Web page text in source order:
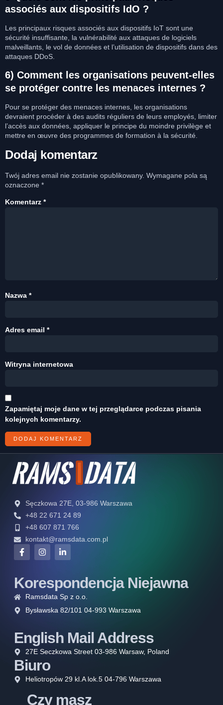
associés aux dispositifs IdO ?
Les principaux risques associés aux dispositifs IoT sont une
sécurité insuffisante, la vulnérabilité aux attaques de logiciels
malveillants, le vol de données et l’utilisation de dispositifs dans des
attaques DDoS.
6) Comment les organisations peuvent-elles
se protéger contre les menaces internes ?
Pour se protéger des menaces internes, les organisations
devraient procéder à des audits réguliers de leurs employés, limiter
l’accès aux données, appliquer le principe du moindre privilège et
mettre en œuvre des programmes de formation à la sécurité.
Dodaj komentarz
Twój adres email nie zostanie opublikowany. Wymagane pola są
oznaczone *
Komentarz *
Nazwa *
Adres email *
Witryna internetowa
Zapamiętaj moje dane w tej przeglądarce podczas pisania
kolejnych komentarzy.
Sęczkowa 27E, 03-986 Warszawa
+48 22 671 24 89
+48 607 871 766
kontakt@ramsdata.com.pl
Korespondencja Niejawna
Ramsdata Sp z o.o.
Bysławska 82/101 04-993 Warszawa
English Mail Address
27E Seczkowa Street 03-986 Warsaw, Poland
Biuro
Heliotropów 29 kl.A lok.5 04-796 Warszawa
Czy masz